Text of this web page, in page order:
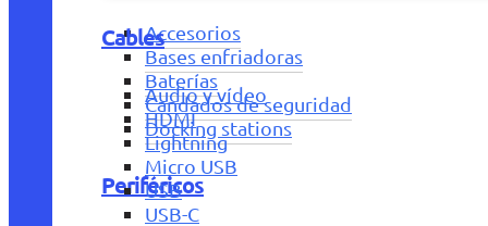
Accesorios
Bases enfriadoras
Baterías
Candados de seguridad
Docking stations
Periféricos
Cables
Audio y vídeo
HDMI
Lightning
Micro USB
USB
USB-C